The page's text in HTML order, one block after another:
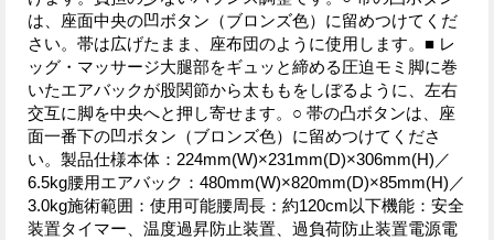
は、座面中央の凹ボタン（ブロンズ色）に留めつけてくだ
さい。帯は広げたまま、座布団のように使用します。■ レ
ッグ・マッサージ大腿部をギュッと締める圧迫モミ脚に巻
いたエアバックが股関節から太ももをしぼるように、左右
交互に脚を中央へと押し寄せます。○ 帯の凸ボタンは、座
面一番下の凹ボタン（ブロンズ色）に留めつけてくださ
い。製品仕様本体：224mm(W)×231mm(D)×306mm(H)／
6.5kg腰用エアバック：480mm(W)×820mm(D)×85mm(H)／
3.0kg施術範囲：使用可能腰周長：約120cm以下機能：安全
装置タイマー、温度過昇防止装置、過負荷防止装置電源電